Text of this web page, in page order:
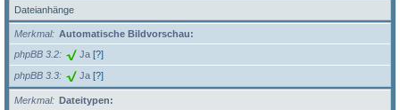
Dateianhänge
Merkmal
Automatische Bildvorschau:
phpBB 3.2
Ja [?]
phpBB 3.3 Ja [?]
Merkmal
Dateitypen: